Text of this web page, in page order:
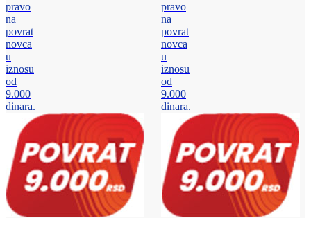
pravo
na
povrat
novca
u
iznosu
od
9.000
dinara.
pravo
na
povrat
novca
u
iznosu
od
9.000
dinara.